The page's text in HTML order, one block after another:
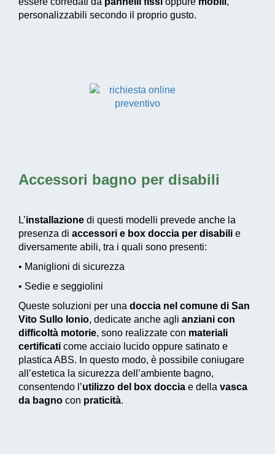
personalizzabili secondo il proprio gusto.
Accessori bagno per disabili
L’installazione di questi modelli prevede anche la
presenza di accessori e box doccia per disabili e
diversamente abili, tra i quali sono presenti:
• Maniglioni di sicurezza
• Sedie e seggiolini
Queste soluzioni per una doccia nel comune di San
Vito Sullo Ionio, dedicate anche agli anziani con
difficoltà motorie, sono realizzate con materiali
certificati come acciaio lucido oppure satinato e
plastica ABS. In questo modo, è possibile coniugare
all’estetica la sicurezza dell’ambiente bagno,
consentendo l’utilizzo del box doccia e della vasca
da bagno con praticità.